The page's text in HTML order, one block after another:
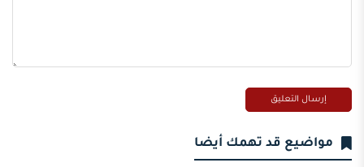
مواضيع قد تهمك أيضا